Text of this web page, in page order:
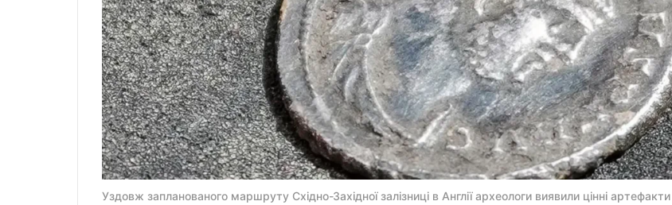
Уздовж запланованого маршруту Східно-Західної залізниці в Англії археологи виявили цінні артефакти |